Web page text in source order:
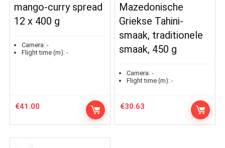
mango-curry spread
12 x 400 g
Camera: -
Flight time (m): -
€41.00
Mazedonische
Griekse Tahini-
smaak, traditionele
smaak, 450 g
Camera: -
Flight time (m): -
€30.63